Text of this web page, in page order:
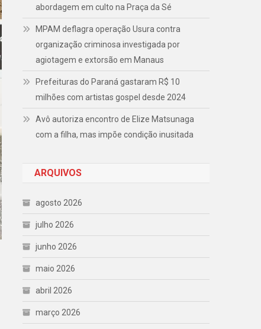
abordagem em culto na Praça da Sé
MPAM deflagra operação Usura contra
organização criminosa investigada por
agiotagem e extorsão em Manaus
Prefeituras do Paraná gastaram R$ 10
milhões com artistas gospel desde 2024
Avô autoriza encontro de Elize Matsunaga
com a filha, mas impõe condição inusitada
ARQUIVOS
agosto 2026
julho 2026
junho 2026
maio 2026
abril 2026
março 2026